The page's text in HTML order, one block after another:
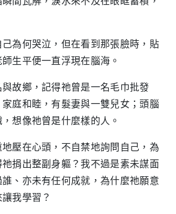
何哭泣，但在看到那張臉時，貼
生平便一直浮現在腦海。
鄉，記得祂曾是一名毛巾批發
庭和睦，有髮妻與一雙兒女；頭腦
想像祂曾是什麼樣的人。
在心頭，不自禁地詢問自己，為
捐出整副身軀？我不過是素未謀面
、亦未有任何成就，為什麼祂願意
我學習？